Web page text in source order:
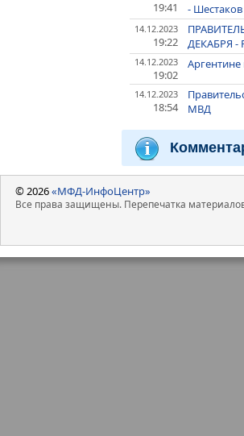
19:41
- Шестаков
14.12.2023
19:22
ДЕКАБРЯ
14.12.2023
19:02
Аргентине
14.12.2023
18:54
МВД
© 2026«МФД-ИнфоЦентр»
Все права защищены. Перепечатка